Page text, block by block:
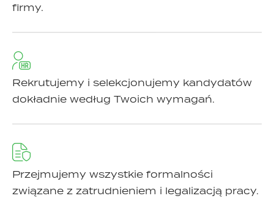
firmy.
Rekrutujemy i selekcjonujemy kandydatów
dokładnie według Twoich wymagań.
Przejmujemy wszystkie formalności
związane z zatrudnieniem i legalizacją pracy.